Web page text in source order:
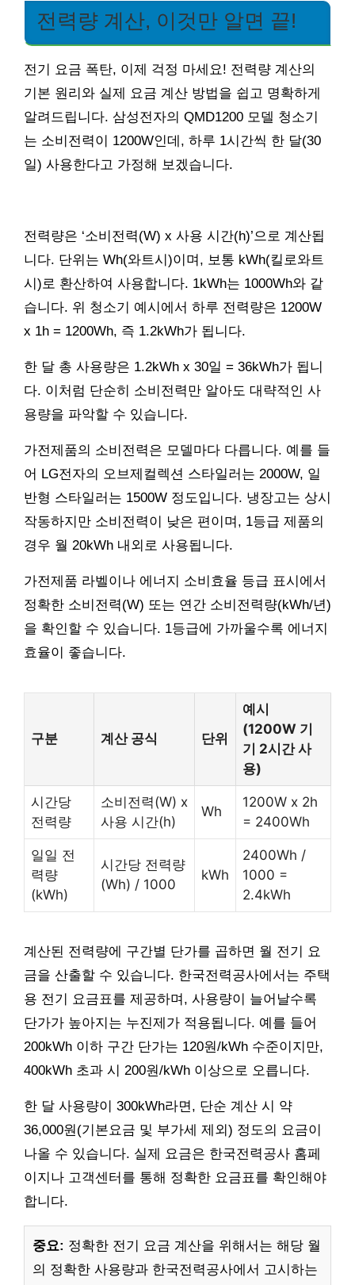
전력량 계산, 이것만 알면 끝!
전기 요금 폭탄, 이제 걱정 마세요! 전력량 계산의
기본 원리와 실제 요금 계산 방법을 쉽고 명확하게
알려드립니다. 삼성전자의 QMD1200 모델 청소기
는 소비전력이 1200W인데, 하루 1시간씩 한 달(30
일) 사용한다고 가정해 보겠습니다.
전력량은 ‘소비전력(W) x 사용 시간(h)’으로 계산됩
니다. 단위는 Wh(와트시)이며, 보통 kWh(킬로와트
시)로 환산하여 사용합니다. 1kWh는 1000Wh와 같
습니다. 위 청소기 예시에서 하루 전력량은 1200W
x 1h = 1200Wh, 즉 1.2kWh가 됩니다.
한 달 총 사용량은 1.2kWh x 30일 = 36kWh가 됩니
다. 이처럼 단순히 소비전력만 알아도 대략적인 사
용량을 파악할 수 있습니다.
가전제품의 소비전력은 모델마다 다릅니다. 예를 들
어 LG전자의 오브제컬렉션 스타일러는 2000W, 일
반형 스타일러는 1500W 정도입니다. 냉장고는 상시
작동하지만 소비전력이 낮은 편이며, 1등급 제품의
경우 월 20kWh 내외로 사용됩니다.
가전제품 라벨이나 에너지 소비효율 등급 표시에서
정확한 소비전력(W) 또는 연간 소비전력량(kWh/년)
을 확인할 수 있습니다. 1등급에 가까울수록 에너지
효율이 좋습니다.
구분 계산 공식 단위
예시
(1200W 기
기 2시간 사
용)
시간당
전력량
소비전력(W) x
사용 시간(h)
Wh
1200W x 2h
= 2400Wh
일일 전
력량
(kWh)
시간당 전력량
(Wh) / 1000
kWh
2400Wh /
1000 =
2.4kWh
계산된 전력량에 구간별 단가를 곱하면 월 전기 요
금을 산출할 수 있습니다. 한국전력공사에서는 주택
용 전기 요금표를 제공하며, 사용량이 늘어날수록
단가가 높아지는 누진제가 적용됩니다. 예를 들어
200kWh 이하 구간 단가는 120원/kWh 수준이지만,
400kWh 초과 시 200원/kWh 이상으로 오릅니다.
한 달 사용량이 300kWh라면, 단순 계산 시 약
36,000원(기본요금 및 부가세 제외) 정도의 요금이
나올 수 있습니다. 실제 요금은 한국전력공사 홈페
이지나 고객센터를 통해 정확한 요금표를 확인해야
합니다.
중요: 정확한 전기 요금 계산을 위해서는 해당 월
의 정확한 사용량과 한국전력공사에서 고시하는